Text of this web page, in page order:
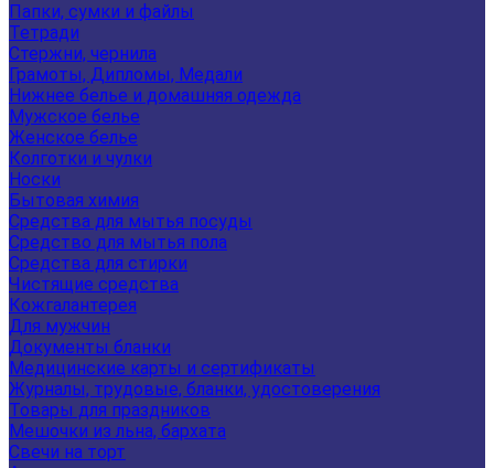
Папки, сумки и файлы
Тетради
Стержни, чернила
Грамоты, Дипломы, Медали
Нижнее белье и домашняя одежда
Мужское белье
Женское белье
Колготки и чулки
Носки
Бытовая химия
Средства для мытья посуды
Средство для мытья пола
Средства для стирки
Чистящие средства
Кожгалантерея
Для мужчин
Документы бланки
Медицинские карты и сертификаты
Журналы, трудовые, бланки, удостоверения
Товары для праздников
Мешочки из льна, бархата
Свечи на торт